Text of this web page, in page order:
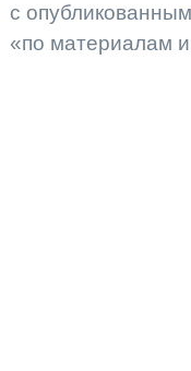
с
«по материалам